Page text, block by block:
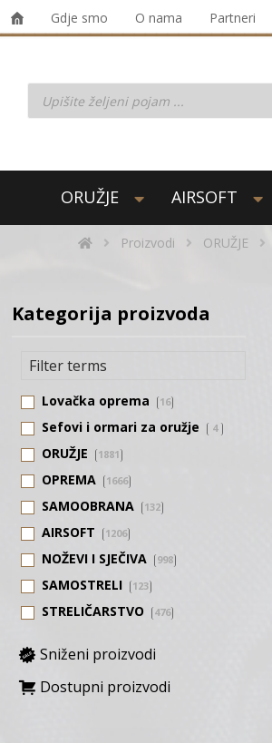
Gdje smo O nama Partneri
ORUŽJE AIRSOFT
Proizvodi ORUŽJE
Kategorija proizvoda
Lovačka oprema 16
Sefovi i ormari za oružje 4
ORUŽJE 1881
OPREMA 1666
SAMOOBRANA 132
AIRSOFT 1206
NOŽEVI I SJEČIVA 998
SAMOSTRELI 123
STRELIČARSTVO 476
Sniženi proizvodi
Dostupni proizvodi